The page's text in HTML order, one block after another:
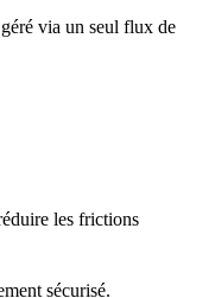
via un seul flux de
les frictions
sécurisé.